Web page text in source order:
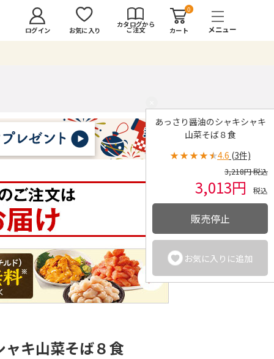
ログイン お気に入り
カタログから
ご注文
0
カート
あっさり醤油のシャキシャキ
山菜そば８食
★★★★★4.6 (3件)
3,218円 税込
3,013円 税込
販売停止
お気に入りに追加
ャキ山菜そば８食